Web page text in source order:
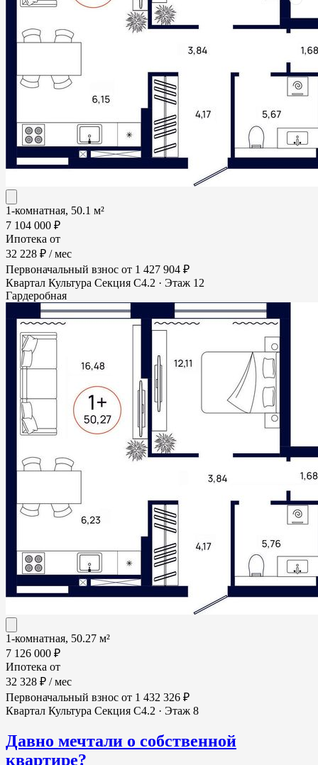
1-комнатная, 50.1 м²
7 104 000 ₽
Ипотека от
32 228 ₽ / мес
Первоначальный взнос от 1 427 904 ₽
Квартал Культура Секция С4.2 · Этаж 12
Гардеробная
1-комнатная, 50.27 м²
7 126 000 ₽
Ипотека от
32 328 ₽ / мес
Первоначальный взнос от 1 432 326 ₽
Квартал Культура Секция С4.2 · Этаж 8
Давно мечтали о собственной
квартире?